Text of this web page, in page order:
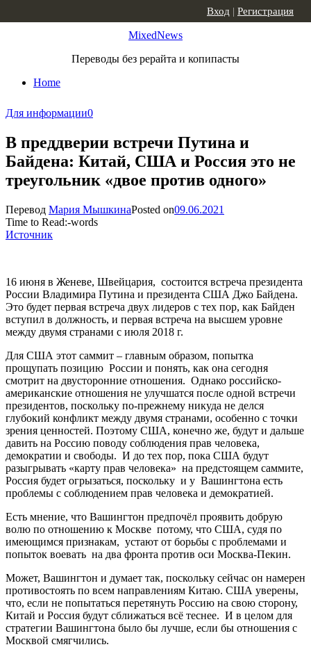
MixedNews
Переводы без рерайта и копипасты
Home
Вход | Регистрация
Для информации0
В преддверии встречи Путина и
Байдена: Китай, США и Россия это не
треугольник «двое против одного»
Перевод Мария МышкинаPosted on09.06.2021
Time to Read:-words
Источник
16 июня в Женеве, Швейцария, состоится встреча президента
России Владимира Путина и президента США Джо Байдена.
Это будет первая встреча двух лидеров с тех пор, как Байден
вступил в должность, и первая встреча на высшем уровне
между двумя странами с июля 2018 г.
Для США этот саммит – главным образом, попытка
прощупать позицию России и понять, как она сегодня
смотрит на двусторонние отношения. Однако российско-
американские отношения не улучшатся после одной встречи
президентов, поскольку по-прежнему никуда не делся
глубокий конфликт между двумя странами, особенно с точки
зрения ценностей. Поэтому США, конечно же, будут и дальше
давить на Россию поводу соблюдения прав человека,
демократии и свободы. И до тех пор, пока США будут
разыгрывать «карту прав человека» на предстоящем саммите,
Россия будет огрызаться, поскольку и у Вашингтона есть
проблемы с соблюдением прав человека и демократией.
Есть мнение, что Вашингтон предпочёл проявить добрую
волю по отношению к Москве потому, что США, судя по
имеющимся признакам, устают от борьбы с проблемами и
попыток воевать на два фронта против оси Москва-Пекин.
Может, Вашингтон и думает так, поскольку сейчас он намерен
противостоять по всем направлениям Китаю. США уверены,
что, если не попытаться перетянуть Россию на свою сторону,
Китай и Россия будут сближаться всё теснее. И в целом для
стратегии Вашингтона было бы лучше, если бы отношения с
Москвой смягчились.